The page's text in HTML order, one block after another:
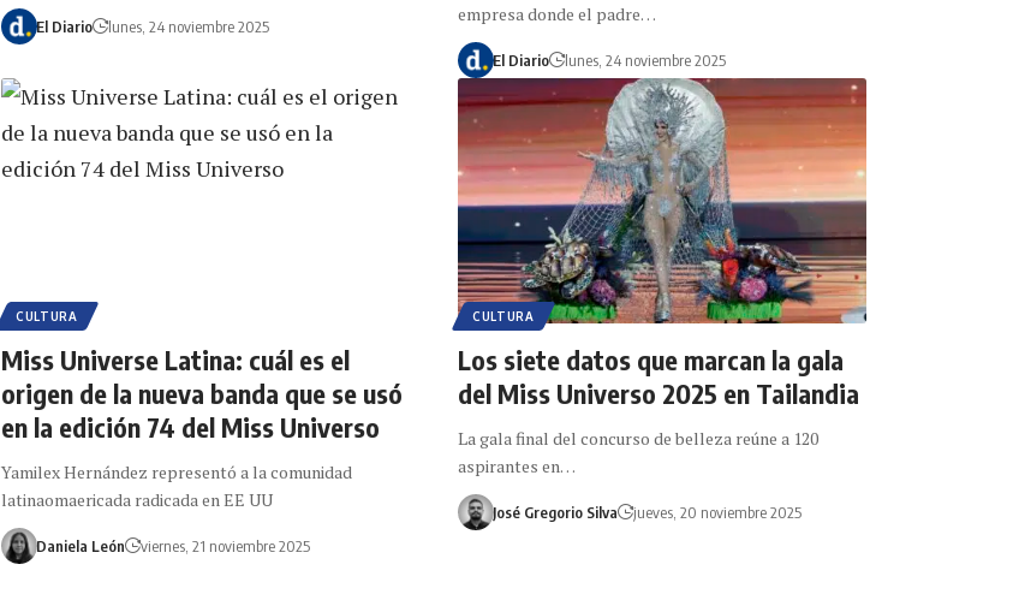
El Diario lunes, 24 noviembre 2025
empresa donde el padre…
El Diario lunes, 24 noviembre 2025
CULTURA
Miss Universe Latina: cuál es el
origen de la nueva banda que se usó
en la edición 74 del Miss Universo
Yamilex Hernández representó a la comunidad
latinaomaericada radicada en EE UU
Daniela León viernes, 21 noviembre 2025
CULTURA
Los siete datos que marcan la gala
del Miss Universo 2025 en Tailandia
La gala final del concurso de belleza reúne a 120
aspirantes en…
José Gregorio Silva jueves, 20 noviembre 2025